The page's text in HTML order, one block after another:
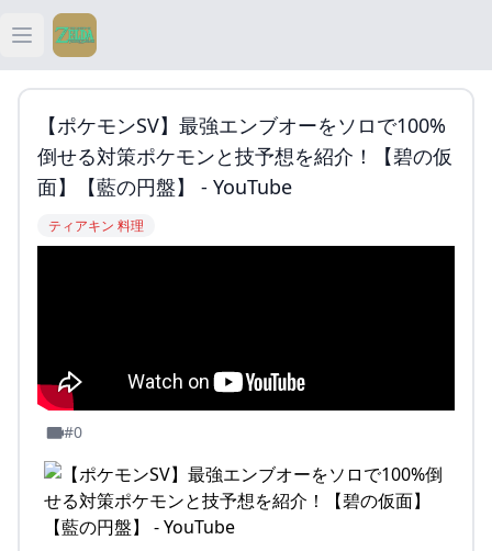
Open main menu
ティアキン
ティアキン 祠
【ポケモンSV】最強エンブオーをソロで100%
倒せる対策ポケモンと技予想を紹介！【碧の仮
面】【藍の円盤】 - YouTube
ティアキン 料理
#0